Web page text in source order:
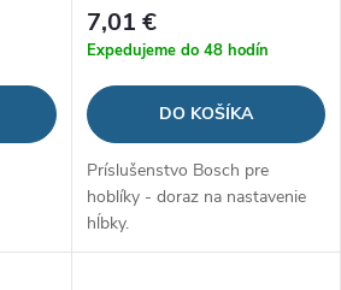
7,01 €
Expedujeme do 48 hodín
DO KOŠÍKA
Príslušenstvo Bosch pre
hoblíky - doraz na nastavenie
hĺbky.